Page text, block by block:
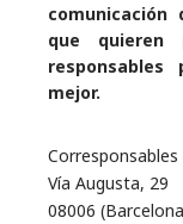
comunicación
que quieren
mejor.
Corresponsables
Vía Augusta, 29
08006